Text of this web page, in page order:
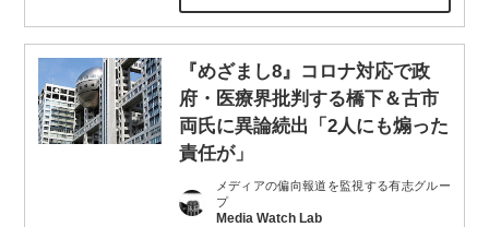
『めざまし8』コロナ対応で政
府・医療界批判する橋下＆古市
両氏に異論続出「2人にも煽った
責任が」
メディアの偏向報道を監視する有志グルー
プ
Media Watch Lab